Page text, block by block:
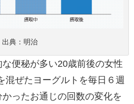
出典： 明治
な便秘が多い20歳前後の女性
混ぜたヨーグルトを毎日６週
ったお通じの回数の変化を